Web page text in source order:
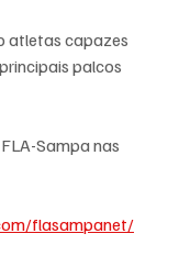
atletas capazes
palcos
Sampa nas
flasampanet/